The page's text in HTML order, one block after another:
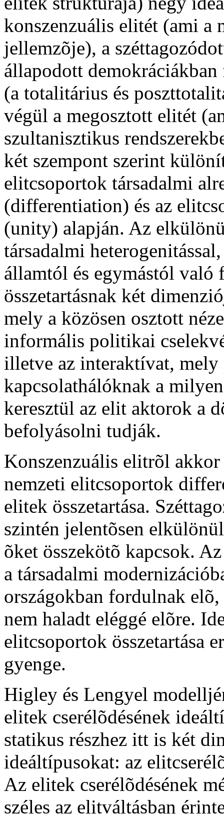
konszenzuális elitét (ami a
jellemzõje), a
állapodott
(a totalitárius és
végül a megosztott elitét
szultanisztikus
két szempont szerint
elitcsoportok társadalmi
(differentiation) és az
(unity) alapján. Az
társadalmi
államtól és egymástól való
összetartásnak két
mely a közösen osztott
informális politikai
illetve az interaktívat, mely
kapcsolathálóknak a
keresztül az elit aktorok a
befolyásolni tudják.
Konszenzuális elitrõl
nemzeti elitcsoportok
elitek összetartása.
szintén jelentõsen
õket összekötõ kapcsok.
a társadalmi
országokban fordulnak
nem haladt eléggé elõre.
elitcsoportok összetartása
gyenge.
Higley és Lengyel
elitek cserélõdésének
statikus részhez itt is két
ideáltípusokat: az
Az elitek cserélõdésének
széles az elitváltásban